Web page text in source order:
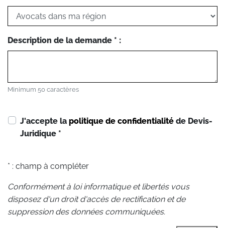
Description de la demande * :
Minimum 50 caractères
J'accepte la politique de confidentialité de Devis-
Juridique *
* : champ à compléter
Conformément à loi informatique et libertés vous
disposez d'un droit d'accès de rectification et de
suppression des données communiquées.